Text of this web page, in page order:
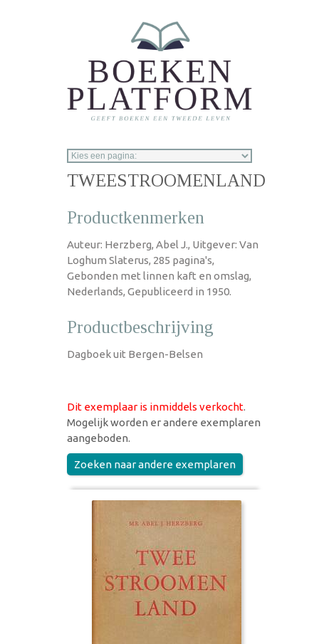
TWEESTROOMENLAND
Productkenmerken
Auteur: Herzberg, Abel J., Uitgever: Van
Loghum Slaterus, 285 pagina's,
Gebonden met linnen kaft en omslag,
Nederlands, Gepubliceerd in 1950.
Productbeschrijving
Dagboek uit Bergen-Belsen
Dit exemplaar is inmiddels verkocht.
Mogelijk worden er andere exemplaren
aangeboden.
Zoeken naar andere exemplaren